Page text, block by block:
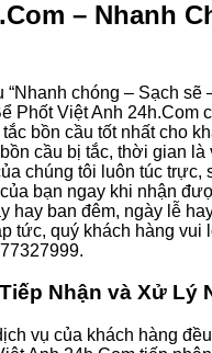
– Nhanh
chóng – Sạch sẽ
Phốt Việt Anh 24h.Com
bồn cầu tốt nhất cho
cầu bị tắc, thời gian
chúng tôi luôn túc trực,
bạn ngay khi nhận
hay ban đêm, ngày lễ
tức, quý khách hàng vui
Nhận và Xử Lý
vụ của khách hàng